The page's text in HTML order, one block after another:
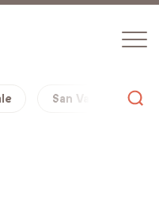
San Valentino